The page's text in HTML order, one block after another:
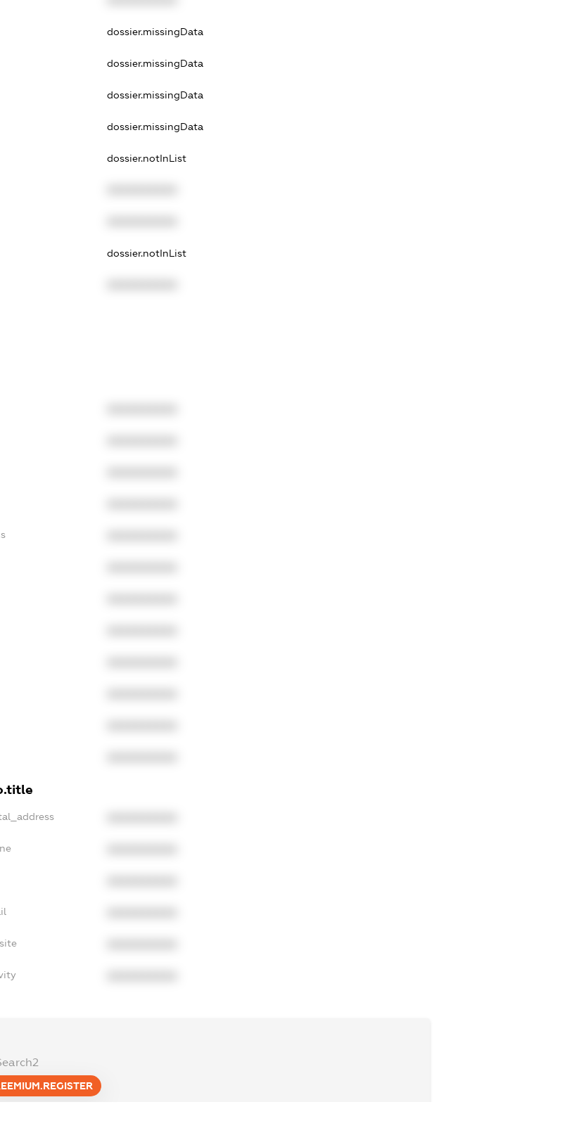
dossier.missingData
dossier.missingData
dossier.missingData
dossier.missingData
dossier.notInList
dossier.notInList